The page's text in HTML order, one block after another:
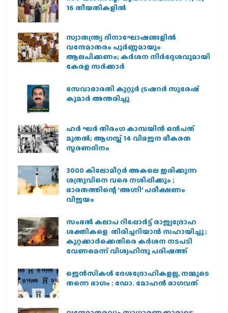
16 തീയതികളില്‍
സ്വാതന്ത്ര്യ ദിനാഘോഷങ്ങളിൽ
വന്ദേമാതരം പൂർണ്ണമായും
ആലപിക്കണം; കർശന നിർദ്ദേശവുമായി
കേരള സർക്കാർ
സേവാഭാരതി കുറ്റൂർ ട്രഷറർ സുരേഷ്
കുമാർ അന്തരിച്ചു
ഹര്‍ ഘര്‍ തിരംഗ കാമ്പയിന്‍ ഒന്‍പത്
മുതല്‍; ആഗസ്ത് 14 വിഭജന ഭീകരത
സ്മരണദിനം
3000 കിലോമീറ്റർ അകലെ ഇരിക്കുന്ന
ശത്രുവിനെ വരെ നശിപ്പിക്കും ;
ഭാരതത്തിന്റെ ‘അഗ്നി’ പരീക്ഷണം
വിജയം
സംഭൽ കലാപ റിപ്പോർട്ട് രാജ്യദ്രോഹ
ശക്തികളെ തിരിച്ചറിയാൻ സഹായിച്ചു ;
കുറ്റക്കാർക്കെതിരെ കർശന നടപടി
വേണമെന്ന് വിശ്വഹിന്ദു പരിഷത്ത്
ജെന്‍സികള്‍ ദേശദ്രോഹികളല്ല, നമ്മുടെ
തന്നെ ഭാഗം : ഡോ. മോഹന്‍ ഭാഗവത്